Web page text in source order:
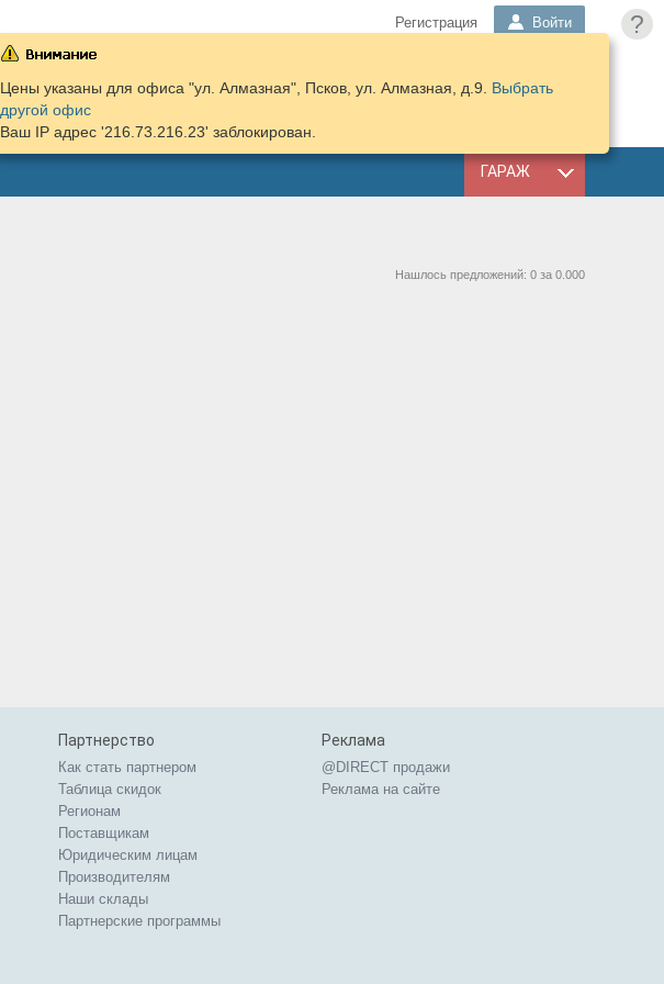
?
Регистрация Войти
КОРЗИНА
ПОДОБРАТЬ
ГАРАЖ
Цены указаны для офиса "ул. Алмазная", Псков, ул. Алмазная, д.9. Выбрать
другой офис
Ваш IP адрес '216.73.216.23' заблокирован.
Нашлось предложений: 0 за 0.000
Партнерство
Как стать партнером
Таблица скидок
Регионам
Поставщикам
Юридическим лицам
Производителям
Наши склады
Партнерские программы
Реклама
@DIRECT продажи
Реклама на сайте